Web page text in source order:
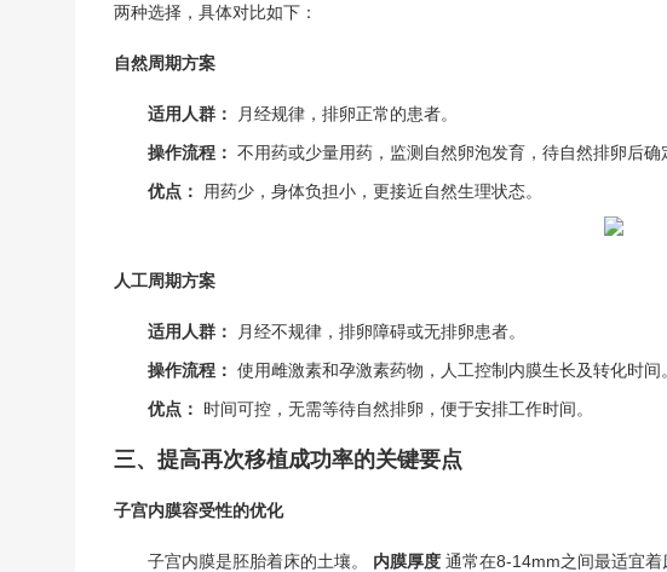
两种选择，具体对比如下：
自然周期方案
适用人群：
月经规律，排卵正常的患者。
操作流程： 不用药或少量用药，监测自然卵泡发育，待自然排卵后确
优点：
用药少，身体负担小，更接近自然生理状态。
人工周期方案
适用人群：
月经不规律，排卵障碍或无排卵患者。
操作流程： 使用雌激素和孕激素药物，人工控制内膜生长及转化时间。
优点： 时间可控，无需等待自然排卵，便于安排工作时间。
三、提高再次移植成功率的关键要点
子宫内膜容受性的优化
子宫内膜是胚胎着床的土壤。 内膜厚度 通常在8-14mm之间最适宜